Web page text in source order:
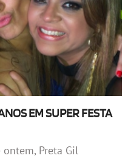
EM SUPER FESTA
Preta Gil